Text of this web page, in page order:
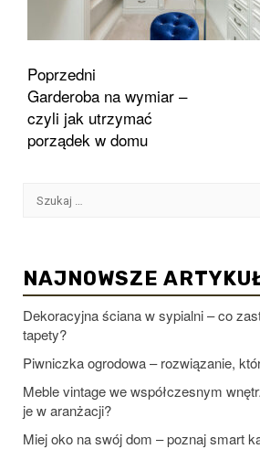
Zobacz
wpisy
Poprzedni
Garderoba na wymiar –
czyli jak utrzymać
porządek w domu
Szukaj:
NAJNOWSZE
Dekoracyjna ściana w sypialni – co
tapety?
Piwniczka ogrodowa – rozwiązanie,
Meble vintage we współczesnym
je w aranżacji?
Miej oko na swój dom – poznaj smart